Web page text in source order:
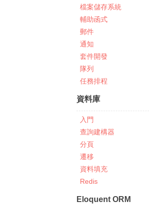
檔案儲存系統
輔助函式
郵件
通知
套件開發
隊列
任務排程
資料庫
入門
查詢建構器
分頁
遷移
資料填充
Redis
Eloquent ORM